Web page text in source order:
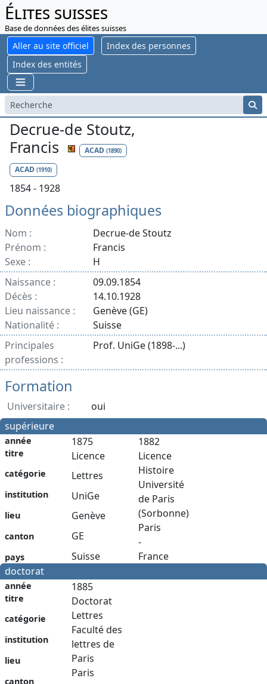
Élites suisses
Base de données des élites suisses
Aller au site officiel
Index des personnes
Index des entités
Decrue-de Stoutz,
Francis
ACAD (1890)
ACAD (1910)
1854 - 1928
Données biographiques
Nom :
Decrue-de Stoutz
Prénom :
Francis
Sexe :
H
Naissance :
09.09.1854
Décès :
14.10.1928
Lieu naissance :
Genève (GE)
Nationalité :
Suisse
Principales
professions :
Prof. UniGe (1898-...)
Formation
Universitaire :
oui
supérieure
année
titre
catégorie
institution
lieu
canton
pays
1875
Licence
Lettres
UniGe
Genève
GE
Suisse
1882
Licence
Histoire
Université
de Paris
(Sorbonne)
Paris
-
France
doctorat
année
titre
catégorie
institution
lieu
canton
1885
Doctorat
Lettres
Faculté des
lettres de
Paris
Paris